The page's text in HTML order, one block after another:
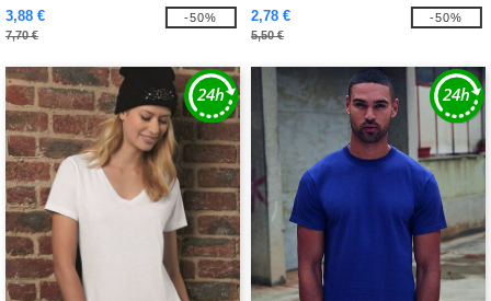
3,88 €
7,70 €
-50%
2,78 €
5,50 €
-50%